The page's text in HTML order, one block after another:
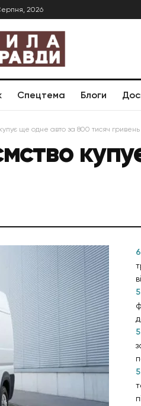
2026
Спецтема Блоги
ще одне авто за 800 тисяч гривень